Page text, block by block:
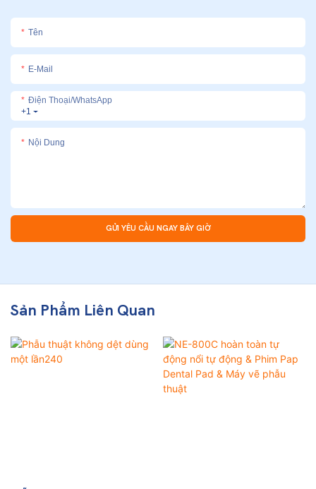
Tên
E-Mail
+1
Điện Thoại/whatsApp
Nội Dung
GỬI YÊU CẦU NGAY BÂY GIỜ
Sản Phẩm Liên Quan